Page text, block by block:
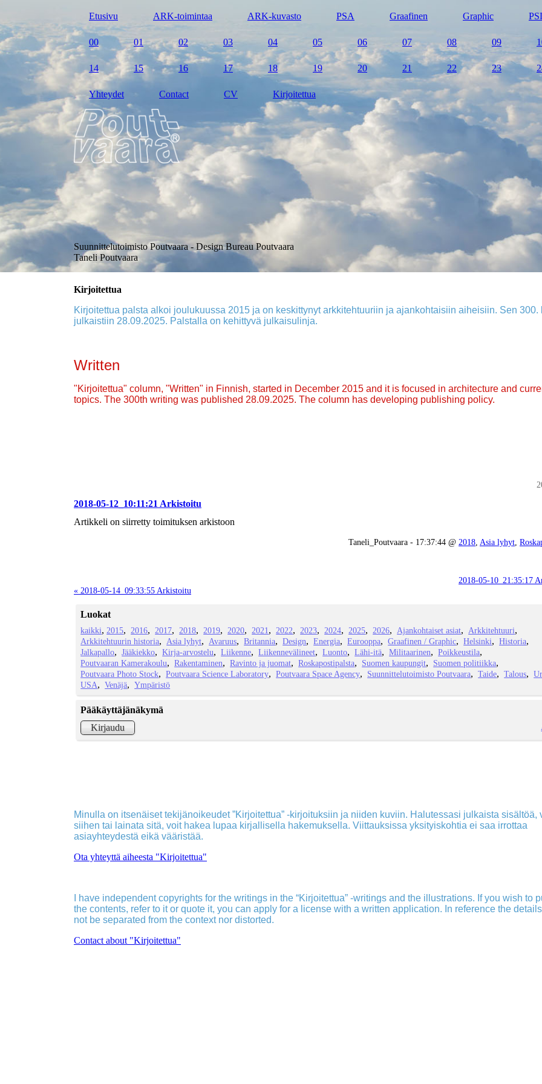
Etusivu ARK-toimintaa ARK-kuvasto PSA Graafinen Graphic
00 01 02 03 04 05 06 07 08 09
14 15 16 17 18 19 20 21 22 23
Yhteydet Contact CV Kirjoitettua
Suunnittelutoimisto Poutvaara - Design Bureau Poutvaara
Taneli Poutvaara
Kirjoitettua
Kirjoitettua palsta alkoi joulukuussa 2015 ja on keskittynyt arkkitehtuuriin ja ajankohtaisiin aiheisiin. Sen 300.
julkaistiin 28.09.2025. Palstalla on kehittyvä julkaisulinja.
Written
"Kirjoitettua" column, "Written" in Finnish, started in December 2015 and it is focused in architecture and
topics. The 300th writing was published 28.09.2025. The column has developing publishing policy.
2018-05-12_10:11:21 Arkistoitu
Artikkeli on siirretty toimituksen arkistoon
Taneli_Poutvaara - 17:37:44 @ 2018 Asia lyhyt
2018-05-10_21:35:17
« 2018-05-14_09:33:55 Arkistoitu
Luokat
kaikki 2015 2016 2017 2018 2019 2020 2021 2022 2023 2024 2025 2026 Ajankohtaiset asiat
Arkkitehtuuri
Arkkitehtuurin historia
Asia lyhyt Avaruus Britannia Design Energia Eurooppa Graafinen / Graphic Helsinki
Historia
Jalkapallo
Jääkiekko Kirja-arvostelu Liikenne Liikennevälineet Luonto Lähi-itä Militaarinen
Poikkeustila
Poutvaaran Kamerakoulu
Rakentaminen Ravinto ja juomat Roskapostipalsta Suomen kaupungit
Suomen politiikka
Poutvaara Photo Stock
Poutvaara Science Laboratory Poutvaara Space Agency Suunnittelutoimisto Poutvaara Taide Talous
USA
Venäjä Ympäristö
Pääkäyttäjänäkymä
Kirjaudu
Minulla on itsenäiset tekijänoikeudet ”Kirjoitettua” -kirjoituksiin ja niiden kuviin. Halutessasi julkaista sisältöä,
siihen tai lainata sitä, voit hakea lupaa kirjallisella hakemuksella. Viittauksissa yksityiskohtia ei saa irrottaa
asiayhteydestä eikä vääristää.
Ota yhteyttä aiheesta "Kirjoitettua"
I have independent copyrights for the writings in the “Kirjoitettua” -writings and the illustrations. If you wish to
the contents, refer to it or quote it, you can apply for a license with a written application. In reference the
not be separated from the context nor distorted.
Contact about "Kirjoitettua"